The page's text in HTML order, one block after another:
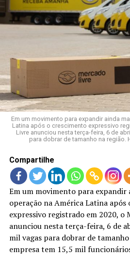
FINALIZAR COMPRA
LANÇAMENTOS
Em um movimento para expandir ainda
Latina após o crescimento expressivo
Livre anunciou nesta terça-feira, 6 de
para dobrar de tamanho na região.
Compartilhe
Em um movimento para expandir
operação na América Latina após
expressivo registrado em 2020, o
anunciou nesta terça-feira, 6 de
mil vagas para dobrar de
empresa tem 15,5 mil